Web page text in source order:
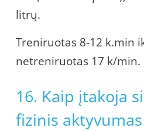
litrų.
Treniruotas 8-12 k.min
netreniruotas 17 k/min.
16. Kaip įtakoja
fizinis